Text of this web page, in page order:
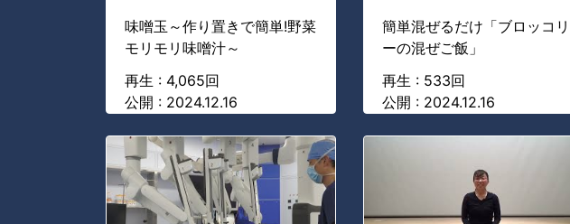
味噌玉～作り置きで簡単!野菜
モリモリ味噌汁～
再生 : 4,065回
公開 : 2024.12.16
簡単混ぜるだけ「ブロッコリ
ーの混ぜご飯」
再生 : 533回
公開 : 2024.12.16